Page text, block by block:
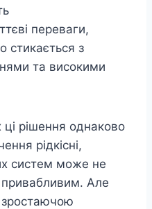
переваги,
стикається з
та високими
ці рішення однаково
рідкісні,
систем може не
привабливим. Але
зростаючою